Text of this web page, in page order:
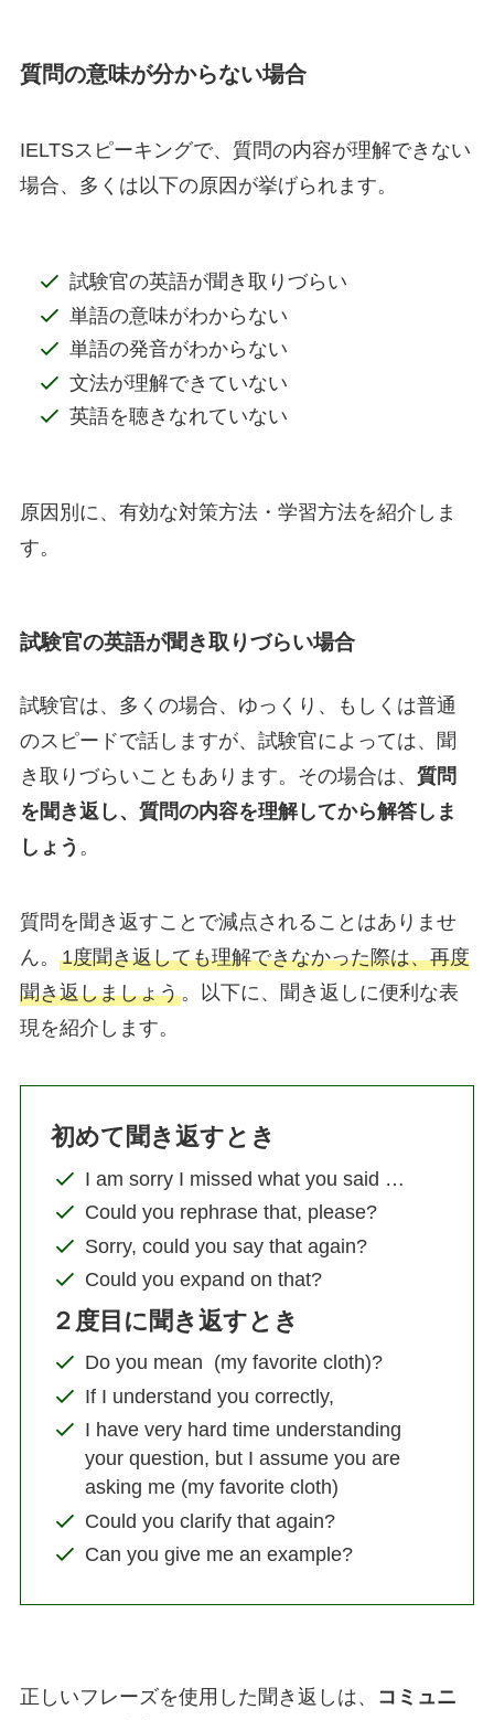
質問の意味が分からない場合
IELTSスピーキングで、質問の内容が理解できない
場合、多くは以下の原因が挙げられます。
試験官の英語が聞き取りづらい
単語の意味がわからない
単語の発音がわからない
文法が理解できていない
英語を聴きなれていない
原因別に、有効な対策方法・学習方法を紹介しま
す。
試験官の英語が聞き取りづらい場合
試験官は、多くの場合、ゆっくり、もしくは普通
のスピードで話しますが、試験官によっては、聞
き取りづらいこともあります。その場合は、 質問
を聞き返し、質問の内容を理解してから解答しま
しょう 。
質問を聞き返すことで減点されることはありませ
ん。 1度聞き返しても理解できなかった際は、再度
聞き返しましょう。以下に、聞き返しに便利な表
現を紹介します。
初めて聞き返すとき
I am sorry I missed what you said …
Could you rephrase that, please?
Sorry, could you say that again?
Could you expand on that?
２度目に聞き返すとき
Do you mean (my favorite cloth)?
If I understand you correctly,
I have very hard time understanding
your question, but I assume you are
asking me (my favorite cloth)
Could you clarify that again?
Can you give me an example?
正しいフレーズを使用した聞き返しは、
コミュニ